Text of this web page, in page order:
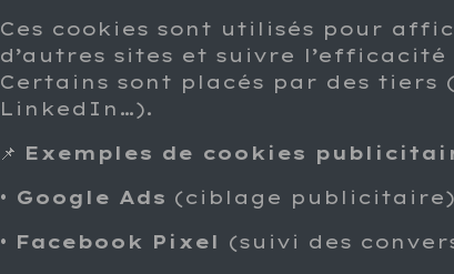
Ces cookies sont utilisés pour
d’autres sites et suivre
Certains sont placés par des tiers
LinkedIn…).
📌 Exemples de cookies
• Google Ads (ciblage publicitaire)
• Facebook Pixel (suivi des